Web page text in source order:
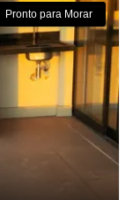
Pronto para Morar